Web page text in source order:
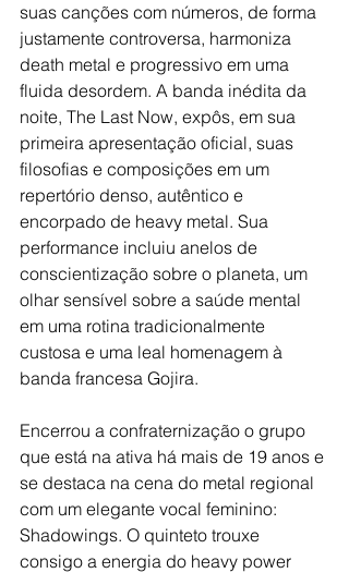
suas canções com números, de forma
justamente controversa, harmoniza
death metal e progressivo em uma
fluida desordem. A banda inédita da
noite, The Last Now, expôs, em sua
primeira apresentação oficial, suas
filosofias e composições em um
repertório denso, autêntico e
encorpado de heavy metal. Sua
performance incluiu anelos de
conscientização sobre o planeta, um
olhar sensível sobre a saúde mental
em uma rotina tradicionalmente
custosa e uma leal homenagem à
banda francesa Gojira.
Encerrou a confraternização o grupo
que está na ativa há mais de 19 anos e
se destaca na cena do metal regional
com um elegante vocal feminino:
Shadowings. O quinteto trouxe
consigo a energia do heavy power